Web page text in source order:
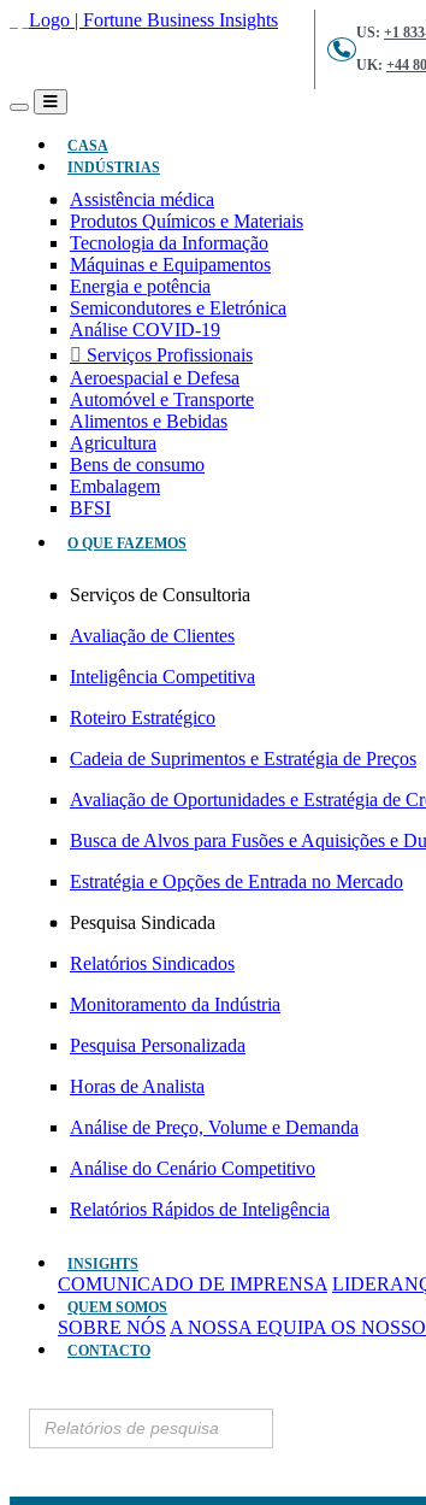
US: +1
UK: +44
CASA
INDÚSTRIAS
Assistência médica
Produtos Químicos e Materiais
Tecnologia da Informação
Máquinas e Equipamentos
Energia e potência
Semicondutores e Eletrónica
Análise COVID-19
Serviços Profissionais
Aeroespacial e Defesa
Automóvel e Transporte
Alimentos e Bebidas
Agricultura
Bens de consumo
Embalagem
BFSI
O QUE FAZEMOS
Serviços de Consultoria
Avaliação de Clientes
Inteligência Competitiva
Roteiro Estratégico
Cadeia de Suprimentos e Estratégia de Preços
Avaliação de Oportunidades e Estratégia de
Busca de Alvos para Fusões e Aquisições e
Estratégia e Opções de Entrada no Mercado
Pesquisa Sindicada
Relatórios Sindicados
Monitoramento da Indústria
Pesquisa Personalizada
Horas de Analista
Análise de Preço, Volume e Demanda
Análise do Cenário Competitivo
Relatórios Rápidos de Inteligência
INSIGHTS
COMUNICADO DE IMPRENSA
QUEM SOMOS
SOBRE NÓS A NOSSA EQUIPA OS
CONTACTO